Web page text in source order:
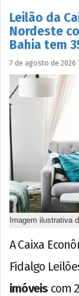
Leilão da
Nordeste
Bahia tem
7 de agosto de 2026
Imagem ilustrativa
A Caixa
Fidalgo
imóveis com